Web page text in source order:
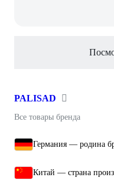
PALISAD
Все товары бренда
Германия — родина
Китай — страна